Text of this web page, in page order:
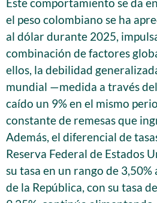
el peso colombiano se ha
al dólar durante 2025,
combinación de factores
ellos, la debilidad
mundial —medida a través
caído un 9% en el mismo
constante de remesas que
Además, el diferencial de
Reserva Federal de Estados
su tasa en un rango de 3,50%
de la República, con su tasa